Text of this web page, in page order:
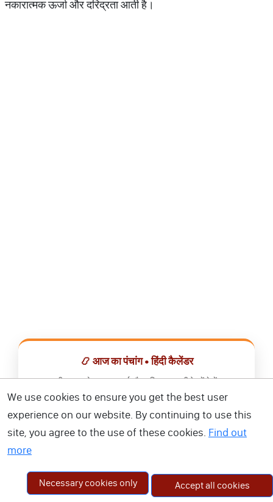
नकारात्मक ऊर्जा और दरिद्रता आती है।
📿 आज का पंचांग • हिंदी कैलेंडर
सभी व्रत, त्योहार, शुभ मुहूर्त और राशिफल एक ही ऐप में देखें।
📅 हिंदी कैलेंडर ऐप डाउनलोड करें
We use cookies to ensure you get the best user
experience on our website. By continuing to use this
site, you agree to the use of these cookies. Find out
more
Necessary cookies only Accept all cookies